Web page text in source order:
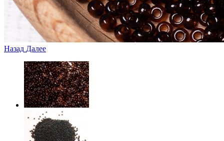
Назад Далее